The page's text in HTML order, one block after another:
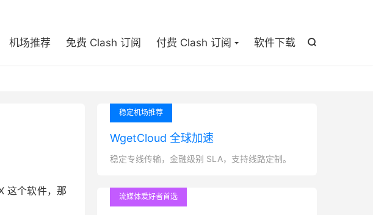

机场推荐 免费 Clash 订阅 付费 Clash 订阅 软件下载
这个软件，那
稳定机场推荐
WgetCloud 全球加速
稳定专线传输，金融级别 SLA，支持线路定制。
流媒体爱好者首选